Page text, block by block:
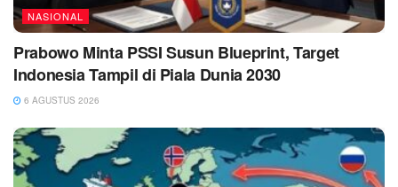
NASIONAL
Prabowo Minta PSSI Susun Blueprint, Target
Indonesia Tampil di Piala Dunia 2030
6 AGUSTUS 2026